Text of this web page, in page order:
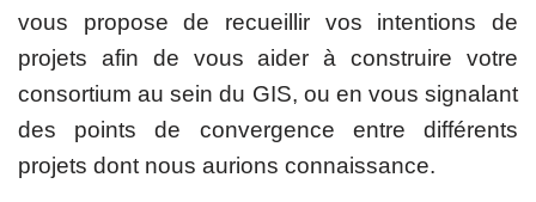
vous propose de recueillir vos intentions de
projets afin de vous aider à construire votre
consortium au sein du GIS, ou en vous signalant
des points de convergence entre différents
projets dont nous aurions connaissance.